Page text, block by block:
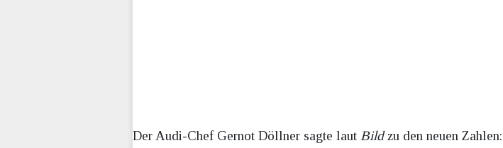
Der Audi-Chef Gernot Döllner sagte laut Bildzu den neuen